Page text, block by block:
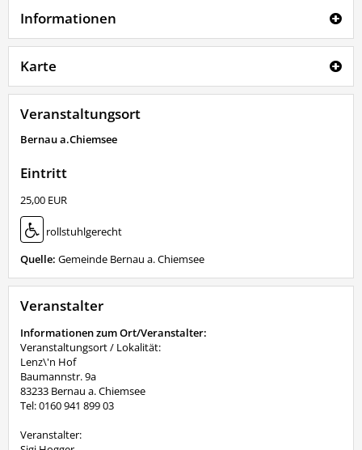
Informationen
Karte
Veranstaltungsort
Bernau a.Chiemsee
Eintritt
25,00 EUR
rollstuhlgerecht
Quelle: Gemeinde Bernau a. Chiemsee
Veranstalter
Informationen zum Ort/Veranstalter:
Veranstaltungsort / Lokalität:
Lenz\'n Hof
Baumannstr. 9a
83233 Bernau a. Chiemsee
Tel: 0160 941 899 03
Veranstalter: